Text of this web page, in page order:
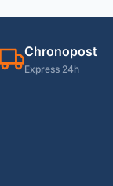
Chronopost
Express 24h